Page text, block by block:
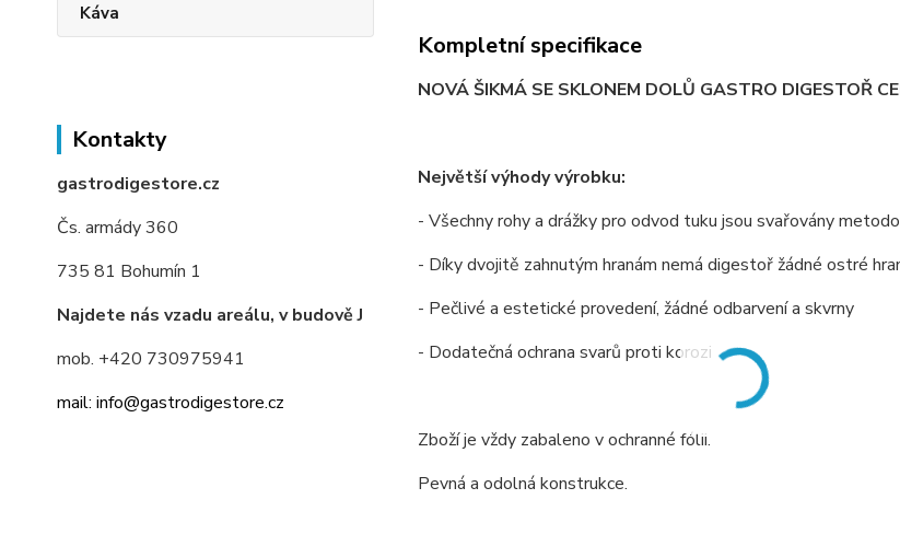
Káva
Kontakty
gastrodigestore.cz
Čs. armády 360
735 81 Bohumín 1
Najdete nás vzadu areálu, v budově J
mob. +420 730975941
mail: info@gastrodigestore.cz
Kompletní specifikace
NOVÁ ŠIKMÁ SE SKLONEM DOLŮ GASTRO DIGESTOŘ
Největší výhody výrobku:
- Všechny rohy a drážky pro odvod tuku jsou svařovány
- Díky dvojitě zahnutým hranám nemá digestoř žádné ostré
- Pečlivé a estetické provedení, žádné odbarvení a skvrny
- Dodatečná ochrana svarů proti korozi
Zboží je vždy zabaleno v ochranné fólii.
Pevná a odolná konstrukce.